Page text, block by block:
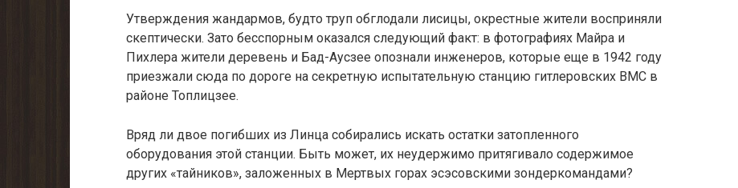
Утверждения жандармов, будто труп обглодали лисицы, окрестные жители восприняли
скептически. Зато бесспорным оказался следующий факт: в фотографиях Майра и
Пихлера жители деревень и Бад-Аусзее опознали инженеров, которые еще в 1942 году
приезжали сюда по дороге на секретную испытательную станцию гитлеровских ВМС в
районе Топлицзее.
Вряд ли двое погибших из Линца собирались искать остатки затопленного
оборудования этой станции. Быть может, их неудержимо притягивало содержимое
других «тайников», заложенных в Мертвых горах эсэсовскими зондеркомандами?